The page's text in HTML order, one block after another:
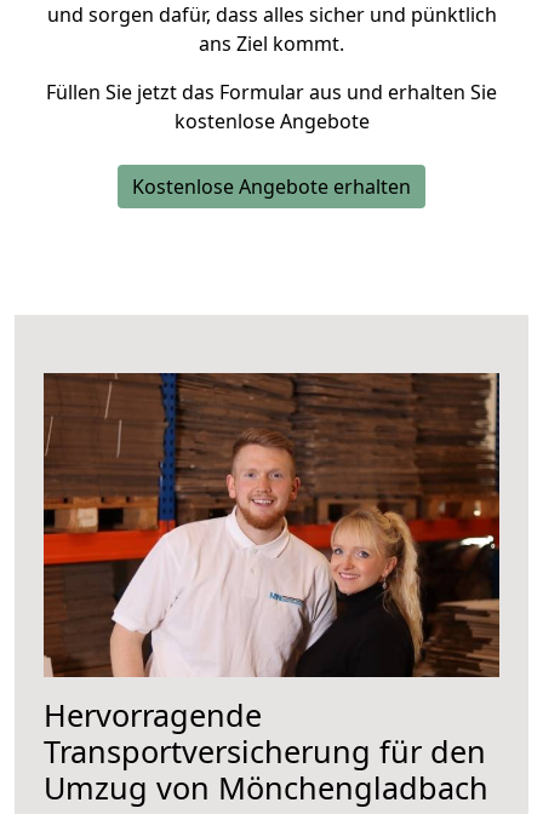
und sorgen dafür, dass alles sicher und pünktlich
ans Ziel kommt.
Füllen Sie jetzt das Formular aus und erhalten Sie
kostenlose Angebote
Kostenlose Angebote erhalten
Hervorragende
Transportversicherung für den
Umzug von Mönchengladbach